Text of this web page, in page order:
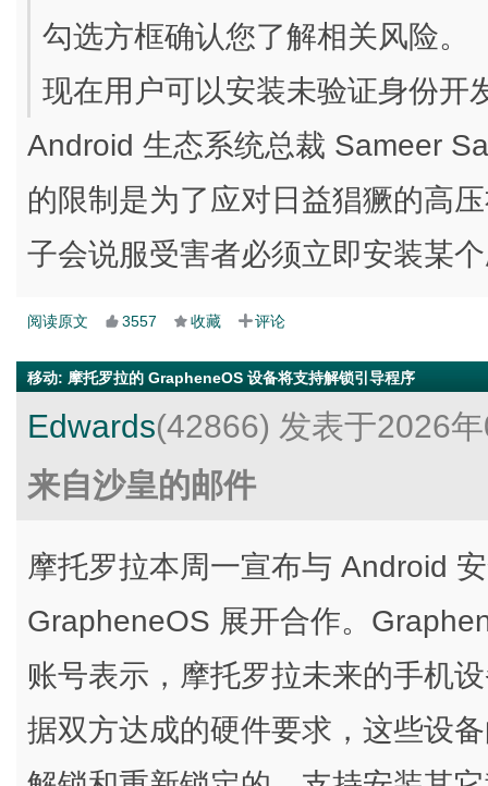
勾选方框确认您了解相关风险。
现在用户可以安装未验证身份开
Android 生态系统总裁 Sameer
的限制是为了应对日益猖獗的高
子会说服受害者必须立即安装某
阅读原文 3557 收藏 评论
移动: 摩托罗拉的 GrapheneOS 设备将支持解锁引导程序
Edwards(42866) 发表于2026
来自沙皇的邮件
摩托罗拉本周一宣布与 Android
GrapheneOS 展开合作。
账号表示，摩托罗拉未来的手机
据双方达成的硬件要求，这些设